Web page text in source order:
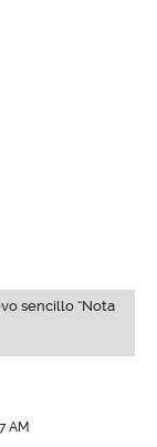
sencillo “Nota
AM